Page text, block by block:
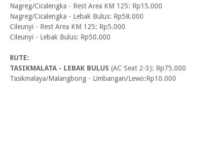
Nagreg/Cicalengka - Rest Area KM 125: Rp15.000
Nagreg/Cicalengka - Lebak Bulus: Rp58.000
Cileunyi - Rest Area KM 125: Rp5.000
Cileunyi - Lebak Bulus: Rp50.000
RUTE:
TASIKMALATA - LEBAK BULUS (AC Seat 2-3): Rp75.000
Tasikmalaya/Malangbong - Limbangan/Lewo:Rp10.000